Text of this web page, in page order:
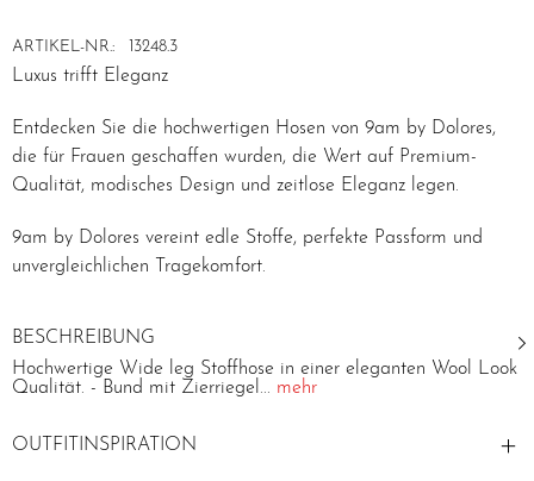
ARTIKEL-NR.: 13248.3
Luxus trifft Eleganz
Entdecken Sie die hochwertigen Hosen von 9am by Dolores,
die für Frauen geschaffen wurden, die Wert auf Premium-
Qualität, modisches Design und zeitlose Eleganz legen.
9am by Dolores vereint edle Stoffe, perfekte Passform und
unvergleichlichen Tragekomfort.
BESCHREIBUNG
Hochwertige Wide leg Stoffhose in einer eleganten Wool Look
Qualität. - Bund mit Zierriegel... mehr
OUTFITINSPIRATION